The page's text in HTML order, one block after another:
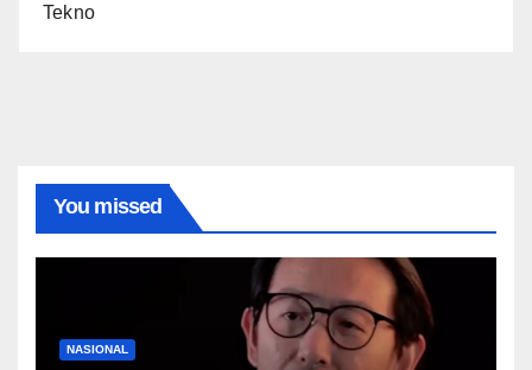
Tekno
You missed
NASIONAL